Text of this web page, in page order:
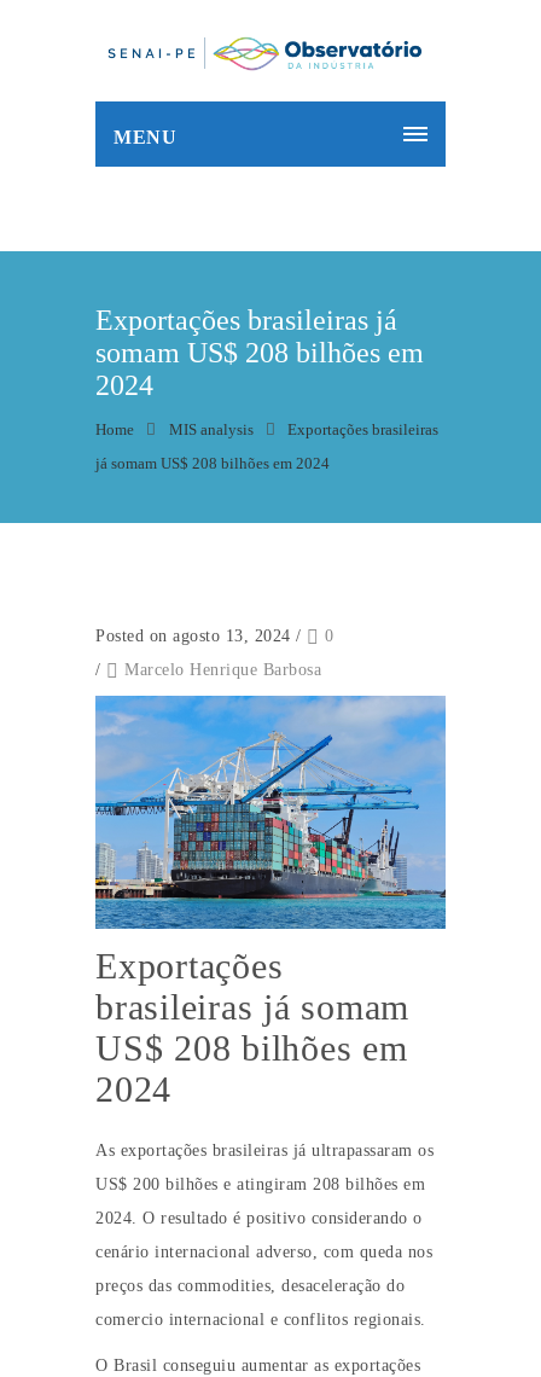
MENU
Exportações brasileiras já
somam US$ 208 bilhões em
2024
Home MIS analysis
Exportações brasileiras
já somam US$ 208 bilhões em 2024
Posted on agosto 13, 2024 /
0
/
Marcelo Henrique Barbosa
Exportações
brasileiras já somam
US$ 208 bilhões em
2024
As exportações brasileiras já ultrapassaram os
US$ 200 bilhões e atingiram 208 bilhões em
2024. O resultado é positivo considerando o
cenário internacional adverso, com queda nos
preços das commodities, desaceleração do
comercio internacional e conflitos regionais.
O Brasil conseguiu aumentar as exportações